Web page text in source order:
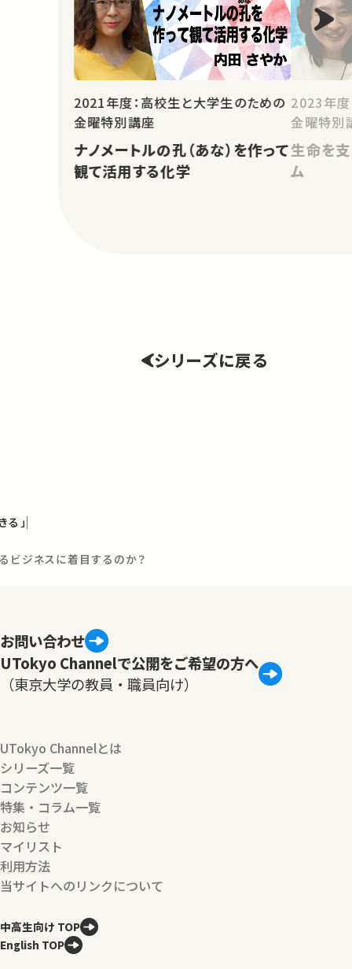
2021年度：高校生と大学生のための
金曜特別講座
ナノメートルの孔（あな）を作って
観て活用する化学
2023年度
金曜特別
生命を
ム
シリーズに戻る
」
ビジネスに着目するのか？
お問い合わせ
UTokyo Channelで公開をご希望の方へ
（東京大学の教員・職員向け）
UTokyo Channelとは
シリーズ一覧
コンテンツ一覧
特集・コラム一覧
お知らせ
マイリスト
利用方法
当サイトへのリンクについて
中高生向け TOP
English TOP